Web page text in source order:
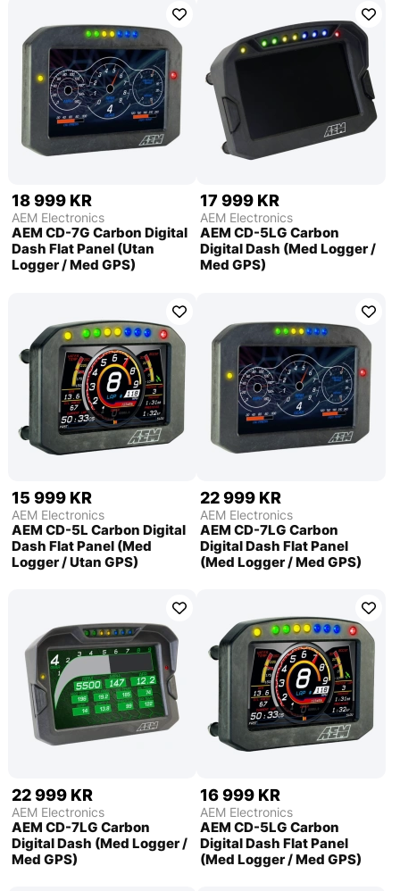
18 999 KR
AEM Electronics
AEM CD-7G Carbon Digital
Dash Flat Panel (Utan
Logger / Med GPS)
17 999 KR
AEM Electronics
AEM CD-5LG Carbon
Digital Dash (Med Logger /
Med GPS)
15 999 KR
AEM Electronics
AEM CD-5L Carbon Digital
Dash Flat Panel (Med
Logger / Utan GPS)
22 999 KR
AEM Electronics
AEM CD-7LG Carbon
Digital Dash Flat Panel
(Med Logger / Med GPS)
22 999 KR
AEM Electronics
AEM CD-7LG Carbon
Digital Dash (Med Logger /
Med GPS)
16 999 KR
AEM Electronics
AEM CD-5LG Carbon
Digital Dash Flat Panel
(Med Logger / Med GPS)